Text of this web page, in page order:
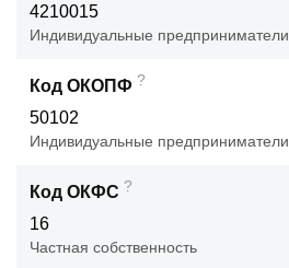
4210015
Индивидуальные предприниматели
Код ОКОПФ ?
50102
Индивидуальные предприниматели
Код ОКФС ?
16
Частная собственность